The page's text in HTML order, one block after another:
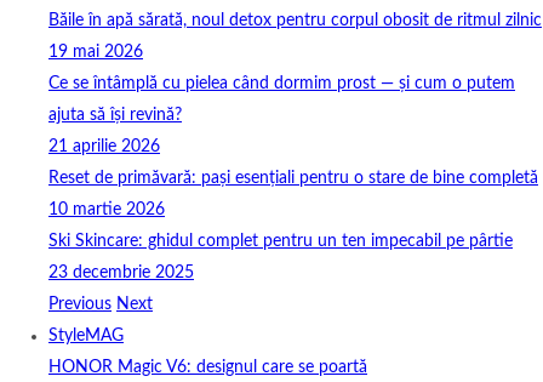
Băile în apă sărată, noul detox pentru corpul obosit de ritmul zilnic
19 mai 2026
Ce se întâmplă cu pielea când dormim prost — și cum o putem
ajuta să își revină?
21 aprilie 2026
Reset de primăvară: pași esențiali pentru o stare de bine completă
10 martie 2026
Ski Skincare: ghidul complet pentru un ten impecabil pe pârtie
23 decembrie 2025
Previous Next
StyleMAG
HONOR Magic V6: designul care se poartă